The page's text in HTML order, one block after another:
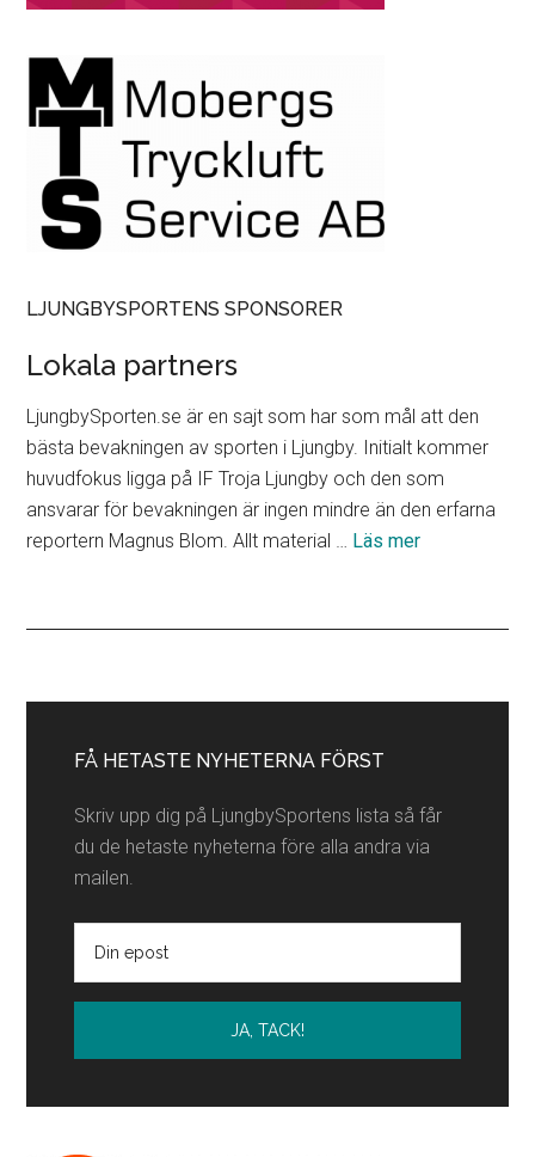
LJUNGBYSPORTENS SPONSORER
Lokala partners
LjungbySporten.se är en sajt som har som mål att den
bästa bevakningen av sporten i Ljungby. Initialt kommer
huvudfokus ligga på IF Troja Ljungby och den som
ansvarar för bevakningen är ingen mindre än den erfarna
reportern Magnus Blom. Allt material … Läs merom
sidofält
FÅ HETASTE NYHETERNA FÖRST
Skriv upp dig på LjungbySportens lista så får
du de hetaste nyheterna före alla andra via
mailen.